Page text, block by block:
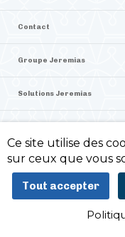
Contact
Groupe Jeremias
Solutions Jeremias
©2026 Jeremias France
Politique de confidentialité -
Ce site utilise des
sur ceux que vous
Tout accepter